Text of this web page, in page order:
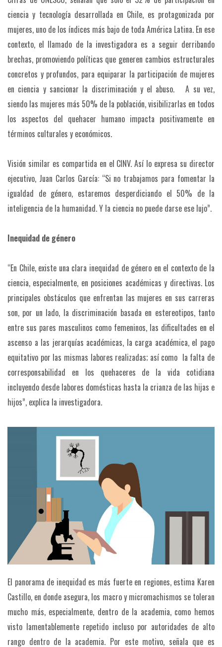
ciencia y tecnología desarrollada en Chile, es protagonizada por
mujeres, uno de los índices más bajo de toda América Latina. En ese
contexto, el llamado de la investigadora es a seguir derribando
brechas, promoviendo políticas que generen cambios estructurales
concretos y profundos, para equiparar la participación de mujeres
en ciencia y sancionar la discriminación y el abuso. A su vez,
siendo las mujeres más 50% de la población, visibilizarlas en todos
los aspectos del quehacer humano impacta positivamente en
términos culturales y económicos.
Visión similar es compartida en el CINV. Así lo expresa su director
ejecutivo, Juan Carlos García: “Si no trabajamos para fomentar la
igualdad de género, estaremos desperdiciando el 50% de la
inteligencia de la humanidad. Y la ciencia no puede darse ese lujo”.
Inequidad de género
“En Chile, existe una clara inequidad de género en el contexto de la
ciencia, especialmente, en posiciones académicas y directivas. Los
principales obstáculos que enfrentan las mujeres en sus carreras
son, por un lado, la discriminación basada en estereotipos, tanto
entre sus pares masculinos como femeninos, las dificultades en el
ascenso a las jerarquías académicas, la carga académica, el pago
equitativo por las mismas labores realizadas; así como la falta de
corresponsabilidad en los quehaceres de la vida cotidiana
incluyendo desde labores domésticas hasta la crianza de las hijas e
hijos”, explica la investigadora.
El panorama de inequidad es más fuerte en regiones, estima Karen
Castillo, en donde asegura, los macro y micromachismos se toleran
mucho más, especialmente, dentro de la academia, como hemos
visto lamentablemente repetido incluso por autoridades de alto
rango dentro de la academia. Por este motivo, señala que es